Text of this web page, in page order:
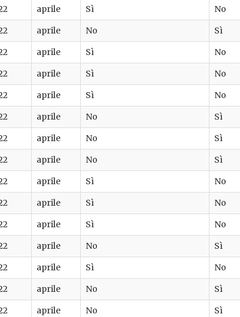
aprile Sì No
aprile No Sì
aprile Sì No
aprile Sì No
aprile Sì No
aprile No Sì
aprile No Sì
aprile No Sì
aprile Sì No
aprile Sì No
aprile Sì No
aprile No Sì
aprile Sì No
aprile No Sì
aprile No Sì